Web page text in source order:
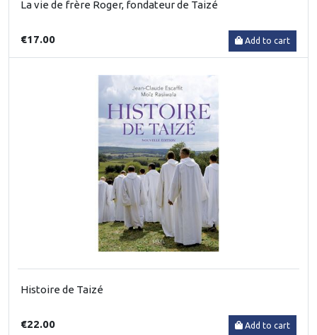
La vie de frère Roger, fondateur de Taizé
€17.00 Add to cart
Histoire de Taizé
€22.00 Add to cart